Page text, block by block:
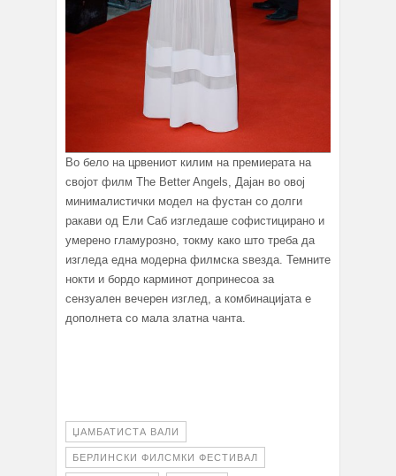
Во бело на црвениот килим на премиерата на
својот филм Тhe Better Angels, Дајан во овој
минималистички модел на фустан со долги
ракави од Ели Саб изгледаше софистицирано и
умерено гламурозно, токму како што треба да
изгледа една модерна филмска ѕвезда. Темните
нокти и бордо карминот допринесоа за
сензуален вечерен изглед, а комбинацијата е
дополнета со мала златна чанта.
ЏАМБАТИСТА ВАЛИ
БЕРЛИНСКИ ФИЛСМКИ ФЕСТИВАЛ